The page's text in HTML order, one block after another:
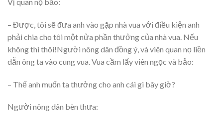
– Được, tôi sẽ đưa anh vào gặp nhà vua với điều kiện anh
phải chia cho tôi một nửa phần thưởng của nhà vua. Nếu
không thì thôi!Người nông dân đồng ý, và viên quan nọ liền
dẫn ông ta vào cung vua. Vua cầm lấy viên ngọc và bảo:
– Thế anh muốn ta thưởng cho anh cái gì bây giờ?
Người nông dân bèn thưa: